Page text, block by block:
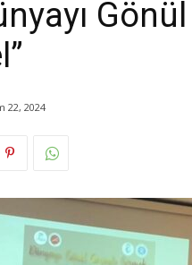
22, 2024